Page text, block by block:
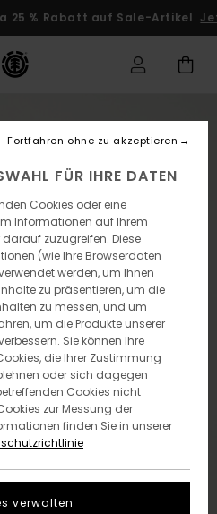
% Rabatt auf Sale-Artikel
FÜR IHRE DATEN
Cookies oder eine
Informationen auf Ihrem
zuzugreifen. Diese
(wie Ihre Browserdaten
werden, um Ihnen
zu präsentieren, um die
zu messen, und um
um die Produkte unserer
Sie können Ihre
die Ihrer Zustimmung
oder sich dagegen
Cookies nicht
zur Messung der
finden Sie in unserer
verwalten
Fortfahren ohne zu akzeptieren